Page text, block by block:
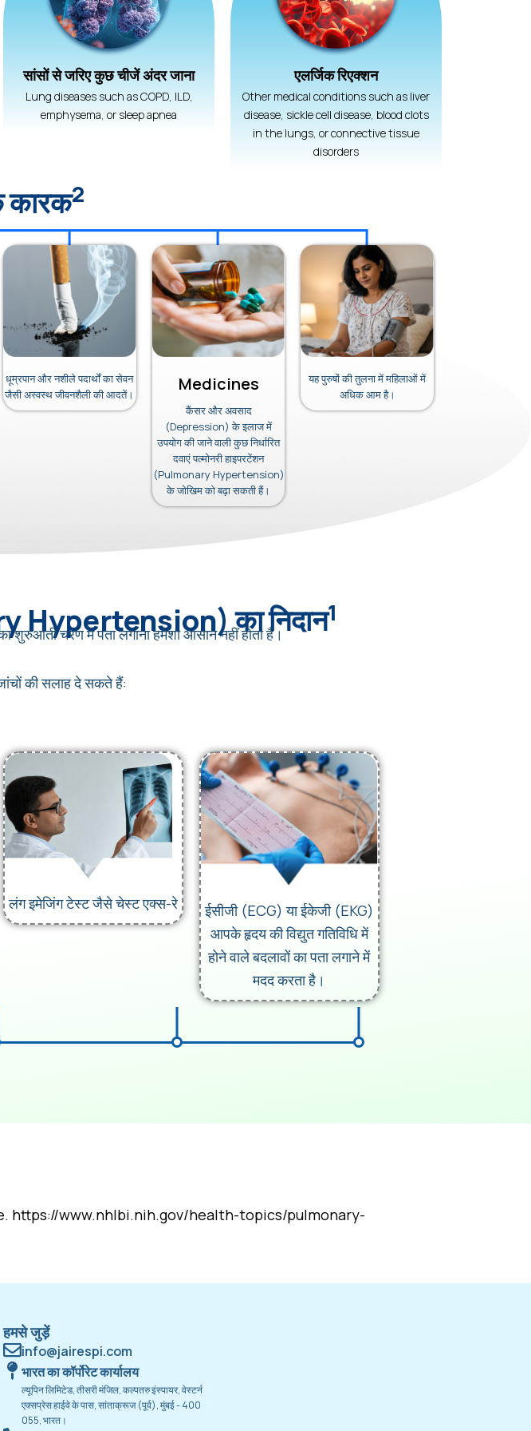
सांसों से जरिए कुछ चीजें अंदर जाना
Lung diseases such as COPD, ILD,
emphysema, or sleep apnea
एलर्जिक रिएक्शन
Other medical conditions such as liver
disease, sickle cell disease, blood clots
in the lungs, or connective tissue
disorders
कारक2
धूम्रपान और नशीले पदार्थों का सेवन
जैसी अस्वस्थ जीवनशैली की आदतें।
Medicines
कैंसर और अवसाद
(Depression) के इलाज में
उपयोग की जाने वाली कुछ निर्धारित
दवाएं पल्मोनरी हाइपरटेंशन
(Pulmonary Hypertension)
के जोखिम को बढ़ा सकती हैं।
यह पुरुषों की तुलना में महिलाओं में
अधिक आम है।
Hypertension) का निदान1
चरण में पता लगाना हमेशा आसान नहीं होता है।
की सलाह दे सकते हैं:
लंग इमेजिंग टेस्ट जैसे चेस्ट एक्स-रे
ईसीजी (ECG) या ईकेजी (EKG)
आपके हृदय की विद्युत गतिविधि में
होने वाले बदलावों का पता लगाने में
मदद करता है।
https://www.nhlbi.nih.gov/health-topics/pulmonary-
हमसे जुड़ें
info@jairespi.com
भारत का कॉर्पोरेट कार्यालय
ल्यूपिन लिमिटेड, तीसरी मंजिल, कल्पतरु इंस्पायर, वेस्टर्न
एक्सप्रेस हाईवे के पास, सांताक्रूज (पूर्व), मुंबई - 400
055, भारत।